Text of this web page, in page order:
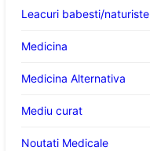
Leacuri babesti/naturiste
Medicina
Medicina Alternativa
Mediu curat
Noutati Medicale